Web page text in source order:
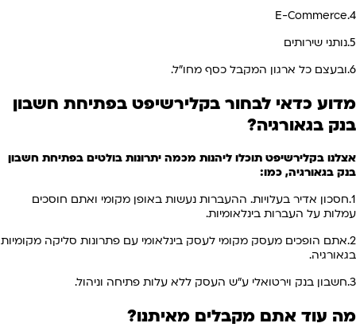
4.E-Commerce
5.נותני שירותים
6.ובעצם כל ארגון המקבל כסף מחו"ל.
מדוע כדאי לבחור בקלירשיפט בפתיחת חשבון
בנק בגאורגיה?
אצלנו בקלירשיפט תוכלו ליהנות מכמה יתרונות בולטים בפתיחת חשבון
בנק בגאורגיה, כמו:
1.חסכון אדיר בעלויות. ההעברות נעשות באופן מקומי ואתם חוסכים
עמלות על העברות בינלאומיות.
2.אתם הופכים מעסק מקומי לעסק בינלאומי עם פתרונות סליקה מקומיות
בגאורגיה.
3.חשבון בנק וירטואלי ע"ש העסק ללא עלות פתיחה וניהול.
מה עוד אתם מקבלים מאיתנו?